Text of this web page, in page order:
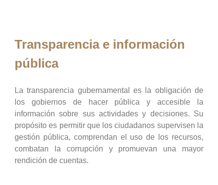
Transparencia e información
pública
La transparencia gubernamental es la obligación de
los gobiernos de hacer pública y accesible la
información sobre sus actividades y decisiones. Su
propósito es permitir que los ciudadanos supervisen la
gestión pública, comprendan el uso de los recursos,
combatan la corrupción y promuevan una mayor
rendición de cuentas.